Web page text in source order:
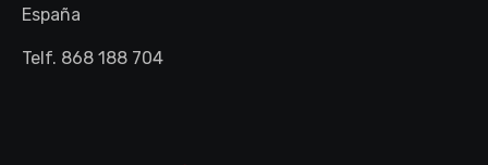
España
Telf. 868 188 704